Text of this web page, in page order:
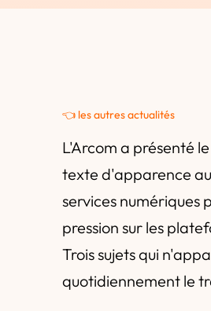
👈 les autres actualités
L'Arcom a présenté
texte d'apparence
services numériques
pression sur les
Trois sujets qui
quotidiennement le